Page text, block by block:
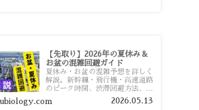
【先取り】2026年の夏休み＆
お盆の混雑回避ガイド
夏休み・お盆の混雑予想を詳しく
解説。新幹線・飛行機・高速道路
のピーク時間、渋滞回避方法、混
雑しやすい観光地、交通手段別の
特徴まで旅行者向けに分かりやす
2026.05.13